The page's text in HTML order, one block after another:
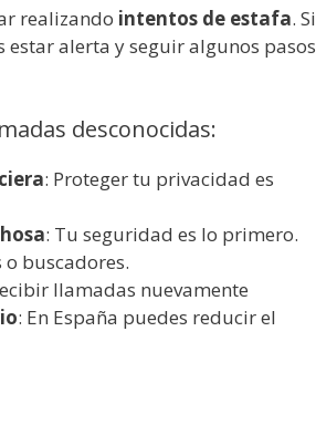
realizando intentos de estafa. Si
alerta y seguir algunos pasos
desconocidas:
: Proteger tu privacidad es
: Tu seguridad es lo primero.
buscadores.
llamadas nuevamente
: En España puedes reducir el